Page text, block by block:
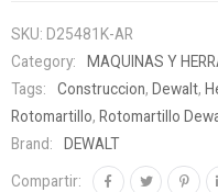
SKU: D25481K-AR
Category:
MAQUINAS Y
Tags:
Construccion, Dewalt,
Rotomartillo, Rotomartillo
Brand:
DEWALT
Compartir: